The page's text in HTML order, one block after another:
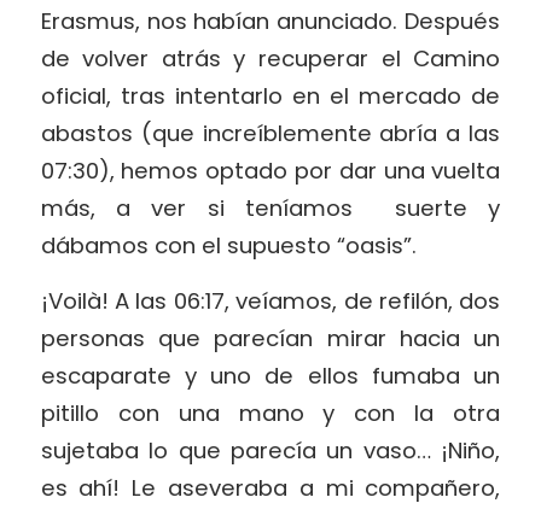
Erasmus, nos habían anunciado. Después
de volver atrás y recuperar el Camino
oficial, tras intentarlo en el mercado de
abastos (que increíblemente abría a las
07:30), hemos optado por dar una vuelta
más, a ver si teníamos
suerte y
dábamos con el supuesto “oasis”.
¡Voilà! A las 06:17, veíamos, de refilón, dos
personas que parecían mirar hacia un
escaparate y uno de ellos fumaba un
pitillo con una mano y con la otra
sujetaba lo que parecía un vaso… ¡Niño,
es ahí! Le aseveraba a mi compañero,